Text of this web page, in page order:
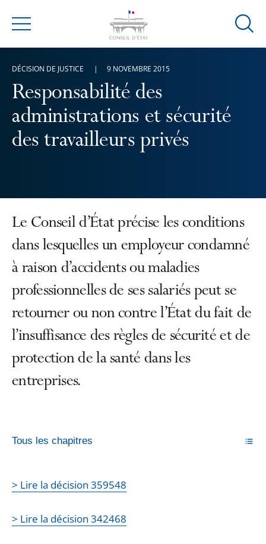
Menu
Ouvrir
Responsabilité des
administrations et sécurité
des travailleurs privés
DÉCISION DE JUSTICE 9 NOVEMBRE 2015
Le Conseil d’État précise les conditions
dans lesquelles un employeur condamné
à raison d’accidents ou maladies
professionnelles de ses salariés peut se
retourner ou non contre l’État du fait de
l’insuffisance des règles de sécurité et de
protection de la santé dans les
entreprises.
Tous les chapitres
> Lire la décision 359548
> Lire la décision 342468